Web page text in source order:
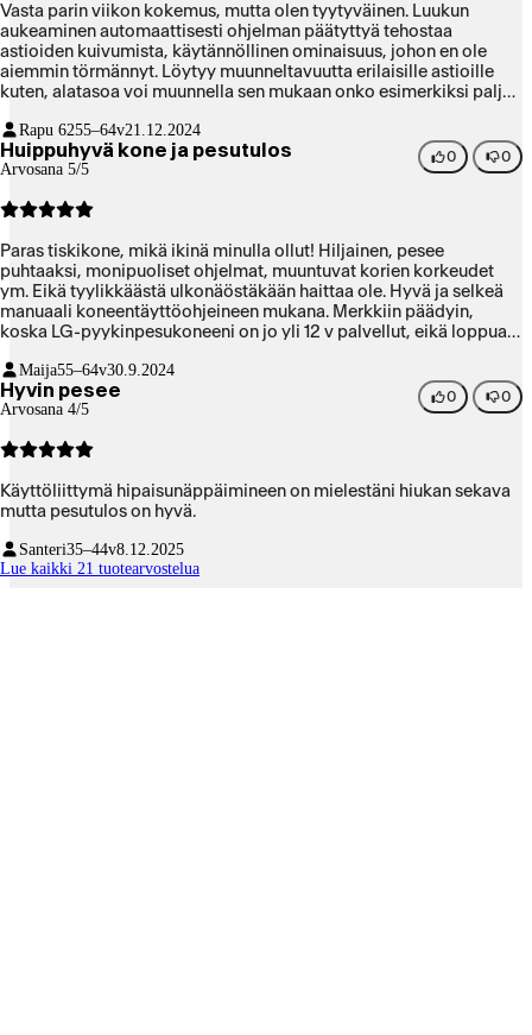
Vasta parin viikon kokemus, mutta olen tyytyväinen. Luukun
aukeaminen automaattisesti ohjelman päätyttyä tehostaa
astioiden kuivumista, käytännöllinen ominaisuus, johon en ole
aiemmin törmännyt. Löytyy muunneltavuutta erilaisille astioille
kuten, alatasoa voi muunnella sen mukaan onko esimerkiksi paljon
samalla kertaa jääkaapin ja pakastimen samaa merkkiä koska
halusin varmistaa yhteensopivat värit. Toimitus kohtuullisen nopea
myös tänne maaseudulle. Tilasin perjantaina illansuussa ja kaikki
päivinä.
Rapu 6255–64v21.12.2024
Huippuhyvä kone ja pesutulos
Arvosana 5/5
0 0
Paras tiskikone, mikä ikinä minulla ollut! Hiljainen, pesee
puhtaaksi, monipuoliset ohjelmat, muuntuvat korien korkeudet
ym. Eikä tyylikkäästä ulkonäöstäkään haittaa ole. Hyvä ja selkeä
manuaali koneentäyttöohjeineen mukana. Merkkiin päädyin,
koska LG-pyykinpesukoneeni on jo yli 12 v palvellut, eikä loppua
luotettavaksi!
Maija55–64v30.9.2024
Hyvin pesee
Arvosana 4/5
0 0
Käyttöliittymä hipaisunäppäimineen on mielestäni hiukan sekava
mutta pesutulos on hyvä.
Santeri35–44v8.12.2025
Lue kaikki 21 tuotearvostelua